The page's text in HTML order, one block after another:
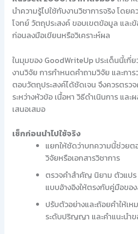
นำความรู้ไปใช้กับงานวิชาการจริง โดยค
โจทย์ วัตถุประสงค์ ขอบเขตข้อมูล และ
ก่อนลงมือเขียนหรือวิเคราะห์ผล
ในมุมของ GoodWriteUp ประเด็นนี้เกี่
งานวิจัย การกำหนดคำถามวิจัย และกา
ตอบวัตถุประสงค์ได้ชัดเจน จึงควรตรว
ระหว่างหัวข้อ เนื้อหา วิธีดำเนินการ แล
เสนอเสมอ
เช็กก่อนนำไปใช้จริง
แยกให้ชัดว่าบทความนี้ช่วย
วิจัยหรือเอกสารวิชาการ
ตรวจคำสำคัญ นิยาม ตัวแป
แบบอ้างอิงให้ตรงกับคู่มือขอ
ปรับตัวอย่างและถ้อยคำให้เห
ระดับปริญญา และคำแนะนำ